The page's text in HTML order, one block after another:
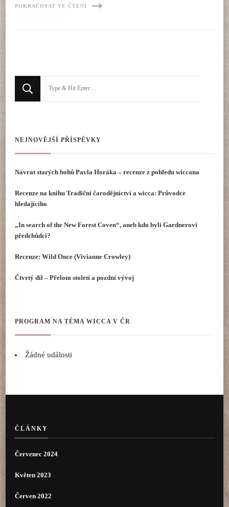
POKRAČOVAT VE ČTENÍ
NEJNOVĚJŠÍ PŘÍSPĚVKY
Návrat starých bohů Pavla Horáka – recenze z pohledu wiccana
Recenze na knihu Tradiční čarodějnictví a wicca: Průvodce
hledajícího
„In search of the New Forest Coven“, aneb kdo byli Gardnerovi
předchůdci?
Recenze: Wild Once (Vivianne Crowley)
Čtvrtý díl – Přelom století a pozdní vývoj
PROGRAM NA TÉMA WICCA V ČR
Žádné události
ČLÁNKY
Červenec 2024
Květen 2023
Červen 2022